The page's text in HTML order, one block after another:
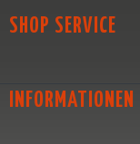
SHOP SERVICE
INFORMATIONEN